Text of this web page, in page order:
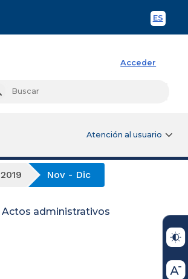
ES
Acceder
Buscar
Atención al usuario
2019 Nov - Dic
Actos administrativos